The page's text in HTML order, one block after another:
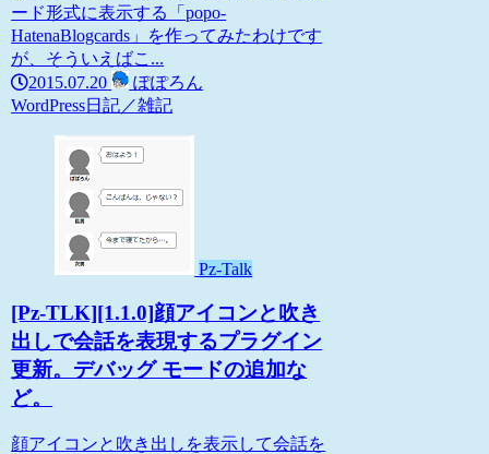
ード形式に表示する「popo-
HatenaBlogcards」を作ってみたわけです
が、そういえばこ...
2015.07.20
ぽぽろん
WordPress日記／雑記
Pz-Talk
[Pz-TLK][1.1.0]顔アイコンと吹き
出しで会話を表現するプラグイン
更新。デバッグ モードの追加な
ど。
顔アイコンと吹き出しを表示して会話を